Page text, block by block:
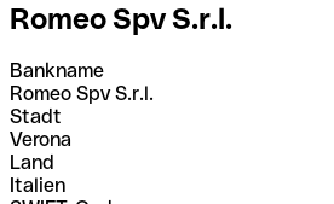
Romeo Spv S.r.l.
Bankname
Romeo Spv S.r.l.
Stadt
Verona
Land
Italien